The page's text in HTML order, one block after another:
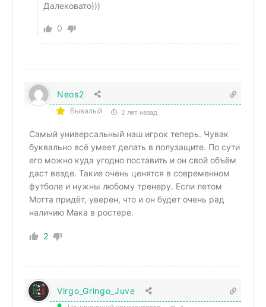
Далековато)))
0
Neos2
Бывалый 2 лет назад
Самый универсальный наш игрок теперь. Чувак
буквально всё умеет делать в полузащите. По сути
его можно куда угодно поставить и он свой объём
даст везде. Такие очень ценятся в современном
футболе и нужны любому тренеру. Если летом
Мотта придёт, уверен, что и он будет очень рад
наличию Мака в ростере.
2
Virgo_Gringo_Juve